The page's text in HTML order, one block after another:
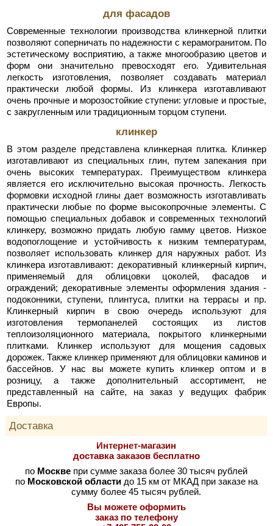
для фасадов
Современные технологии производства клинкерной плитки
позволяют соперничать по надежности с керамогранитом. По
эстетическому восприятию, а также многообразию цветов и
форм они значительно превосходят его. Удивительная
легкость изготовления, позволяет создавать материал
практически любой формы. Из клинкера изготавливают
очень прочные и морозостойкие ступени: угловые и простые,
с закругленным или традиционным торцом ступени.
клинкер
В этом разделе представлена клинкерная плитка. Клинкер
изготавливают из специальных глин, путем запекания при
очень высоких температурах. Преимуществом клинкера
является его исключительно высокая прочность. Легкость
формовки исходной глины дает возможность изготавливать
практически любые по форме высокопрочные элементы. С
помощью специальных добавок и современных технологий
клинкеру, возможно придать любую гамму цветов. Низкое
водопоглощение и устойчивость к низким температурам,
позволяет использовать клинкер для наружных работ. Из
клинкера изготавливают: декоративный клинкерный кирпич,
применяемый для облицовки цоколей, фасадов и
ограждений; декоративные элементы оформления здания -
подоконники, ступени, плинтуса, плитки на террасы и пр.
Клинкерный кирпич в свою очередь используют для
изготовления термопанелей состоящих из листов
теплоизоляционного материала, покрытого клинкерными
плитками. Клинкер используют для мощения садовых
дорожек. Также клинкер применяют для облицовки каминов и
бассейнов. У нас вы можете купить клинкер оптом и в
розницу, а также дополнительный ассортимент, не
представленный на сайте, на заказ у ведущих фабрик
Европы.
Доставка
Интернет-магазин
доставка заказов бесплатно
по Москве при сумме заказа более 30 тысяч рублей
по Московской областидо 15 км от МКАД при заказе на
сумму более 45 тысяч рублей.
Вы можете оформить
заказ по телефону